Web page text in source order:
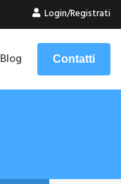
Login/Registrati
Blog Contatti